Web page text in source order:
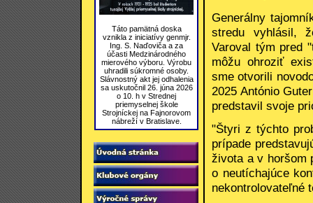
Táto pamätná doska
vznikla z iniciatívy genmjr.
Ing. S. Naďoviča a za
účasti Medzinárodného
mierového výboru. Výrobu
uhradili súkromné osoby.
Slávnostný akt jej odhalenia
sa uskutočnil 26. júna 2026
o 10. h v Strednej
priemyselnej škole
Strojníckej na Fajnorovom
nábreží v Bratislave.
Generálny
stredu vyhlásil,
Varoval tým pred
môžu ohroziť
sme otvorili
2025 António
predstavil svoje
"Štyri z týchto
prípade
života a v horšom
o neutíchajúce
nekontrolovateľné